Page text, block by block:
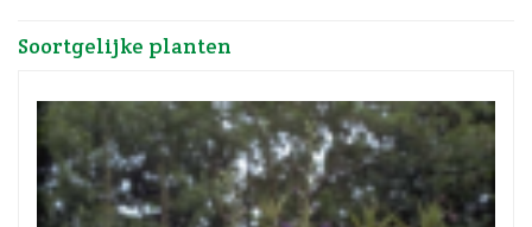
Soortgelijke planten